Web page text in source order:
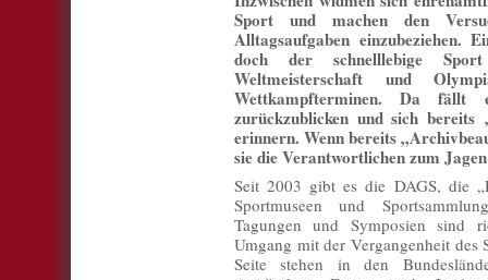
Sport und machen den
Alltagsaufgaben einzubeziehen.
doch der schnelllebige
Weltmeisterschaft und
Wettkampfterminen. Da fällt
zurückzublicken und sich bereits
erinnern. Wenn bereits
sie die Verantwortlichen zum
Seit 2003 gibt es die DAGS, die
Sportmuseen und
Tagungen und Symposien sind
Umgang mit der Vergangenheit
Seite stehen in den